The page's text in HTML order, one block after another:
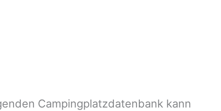
Campingplatzdatenbank kann